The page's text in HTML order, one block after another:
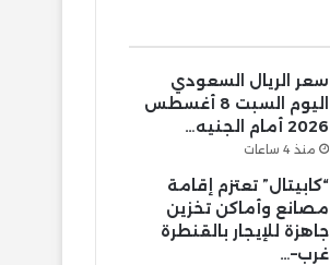
سعر الريال السعودي
اليوم السبت 8 أغسطس
2026 أمام الجنيه…
منذ 4 ساعات
“كابيتال” تعتزم إقامة
مصانع وأماكن تخزين
جاهزة للإيجار بالقنطرة
غرب–…